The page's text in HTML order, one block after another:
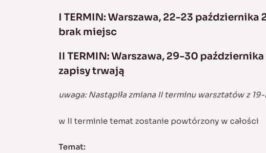
I TERMIN: Warszawa, 22-23 października
brak miejsc
II TERMIN: Warszawa, 29-30 października
zapisy trwają
uwaga: Nastąpiła zmiana II terminu warsztatów z
w II terminie temat zostanie powtórzony w całości
Temat: